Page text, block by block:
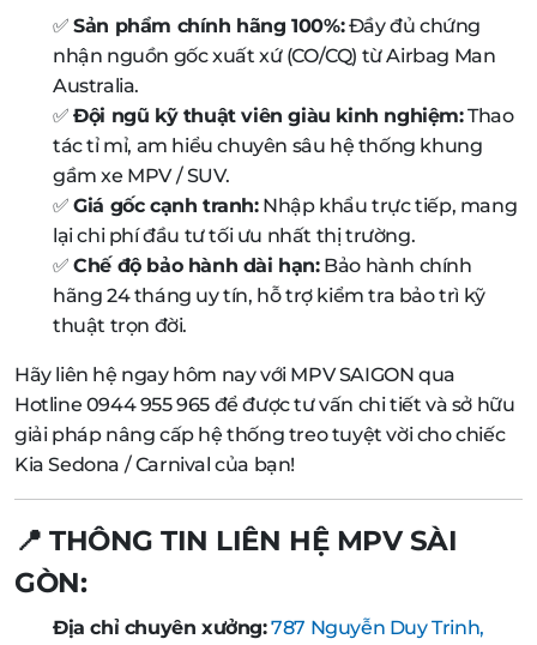
✅Sản phẩm chính hãng 100%:Đầy đủ chứng
nhận nguồn gốc xuất xứ (CO/CQ) từ Airbag Man
Australia.
✅Đội ngũ kỹ thuật viên giàu kinh nghiệm:Thao
tác tỉ mỉ, am hiểu chuyên sâu hệ thống khung
gầm xe MPV / SUV.
✅Giá gốc cạnh tranh:Nhập khẩu trực tiếp, mang
lại chi phí đầu tư tối ưu nhất thị trường.
✅Chế độ bảo hành dài hạn:Bảo hành chính
hãng 24 tháng uy tín, hỗ trợ kiểm tra bảo trì kỹ
thuật trọn đời.
Hãy liên hệ ngay hôm nay với MPV SAIGON qua
Hotline 0944 955 965 để được tư vấn chi tiết và sở hữu
giải pháp nâng cấp hệ thống treo tuyệt vời cho chiếc
Kia Sedona / Carnival của bạn!
📍 THÔNG TIN LIÊN HỆ MPV SÀI
GÒN:
Địa chỉ chuyên xưởng:787 Nguyễn Duy Trinh,